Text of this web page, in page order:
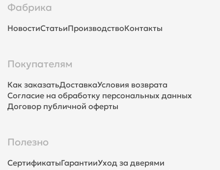
Фабрика
НовостиСтатьиПроизводствоКонтакты
Покупателям
Как заказатьДоставкаУсловия возврата
Согласие на обработку персональных данных
Договор публичной оферты
Полезно
СертификатыГарантииУход за дверями